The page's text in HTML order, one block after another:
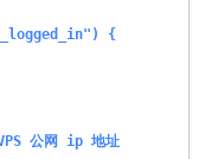
{
公网 ip 地址